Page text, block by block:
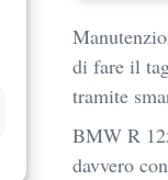
di fare il
tramite
BMW R
davvero